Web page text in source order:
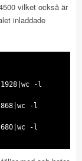
vilket också är
inladdade
-l
-l
-l